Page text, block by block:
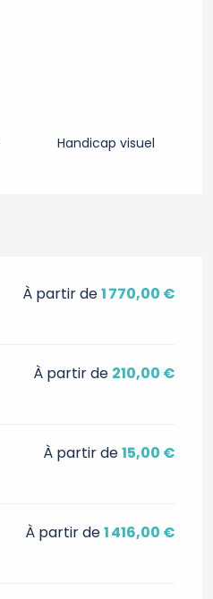
Handicap visuel
À partir de1 770,00 €
À partir de 210,00 €
À partir de15,00 €
À partir de1 416,00 €